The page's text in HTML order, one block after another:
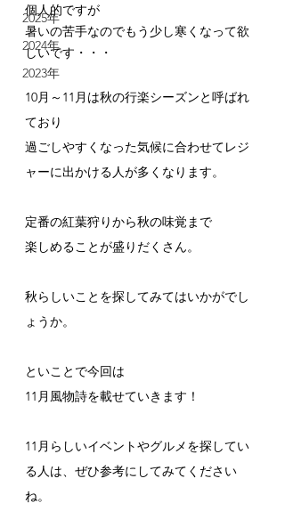
2025年
2024年
2023年
個人的ですが
暑いの苦手なのでもう少し寒くなって欲
しいです・・・
10月～11月は秋の行楽シーズンと呼ばれ
ており
過ごしやすくなった気候に合わせてレジ
ャーに出かける人が多くなります。
定番の紅葉狩りから秋の味覚まで
楽しめることが盛りだくさん。
秋らしいことを探してみてはいかがでし
ょうか。
といことで今回は
11月風物詩を載せていきます！
11月らしいイベントやグルメを探してい
る人は、ぜひ参考にしてみてください
ね。